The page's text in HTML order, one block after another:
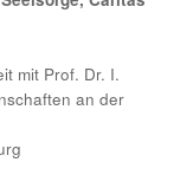
mit Prof. Dr. I.
an der